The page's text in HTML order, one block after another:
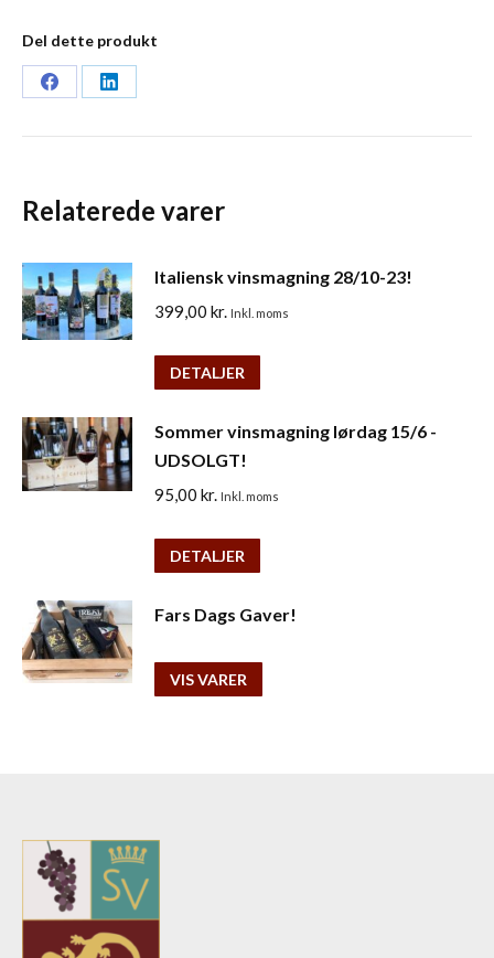
Del dette produkt
Share
Share
Relaterede varer
Italiensk vinsmagning 28/10-23!
399,00 kr. Inkl. moms
DETALJER
Sommer vinsmagning lørdag 15/6 -
UDSOLGT!
95,00 kr. Inkl. moms
DETALJER
Fars Dags Gaver!
VIS VARER